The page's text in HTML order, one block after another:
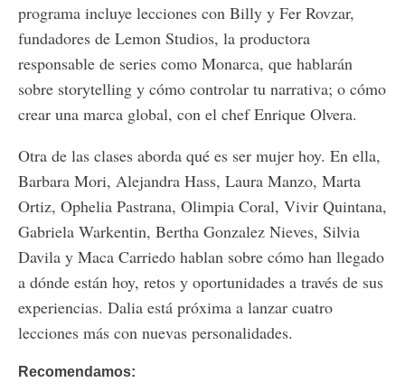
programa incluye lecciones con Billy y Fer Rovzar,
fundadores de Lemon Studios, la productora
responsable de series como Monarca, que hablarán
sobre storytelling y cómo controlar tu narrativa; o cómo
crear una marca global, con el chef Enrique Olvera.
Otra de las clases aborda qué es ser mujer hoy. En ella,
Barbara Mori, Alejandra Hass, Laura Manzo, Marta
Ortiz, Ophelia Pastrana, Olimpia Coral, Vivir Quintana,
Gabriela Warkentin, Bertha Gonzalez Nieves, Silvia
Davila y Maca Carriedo hablan sobre cómo han llegado
a dónde están hoy, retos y oportunidades a través de sus
experiencias. Dalia está próxima a lanzar cuatro
lecciones más con nuevas personalidades.
Recomendamos: